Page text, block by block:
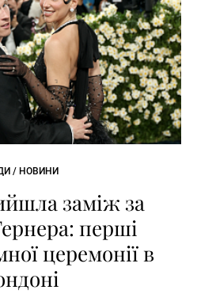
/ НОВИНИ
заміж за
перші
церемонії в